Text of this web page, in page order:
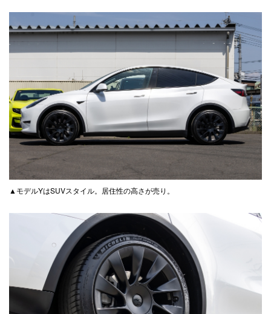
▲モデルYはSUVスタイル。居住性の高さが売り。